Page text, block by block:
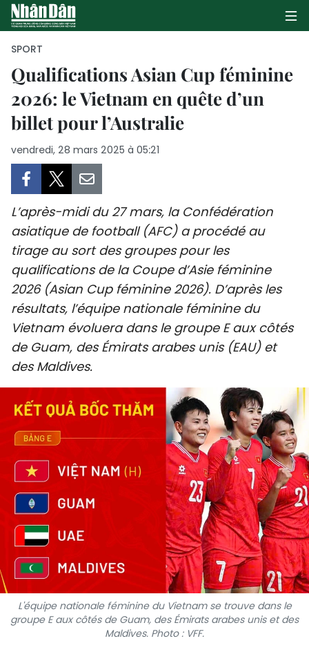
PAGE D'ACCUEIL
POLITIQUE
CULTURE
TOURISME
ENVIRONNEMENT
SPORT
PAYS NATAL
INTERNATIONAL
MÉGASTORIE
INFOGRAPHIE
VIDÉO
À PROPOS DU "PEUPLE"
TIẾNG VIỆT
SPORT
Qualifications Asian Cup féminine
2026: le Vietnam en quête d’un
billet pour l’Australie
vendredi, 28 mars 2025 à 05:21
L’après-midi du 27 mars, la Confédération
asiatique de football (AFC) a procédé au
tirage au sort des groupes pour les
qualifications de la Coupe d’Asie féminine
2026 (Asian Cup féminine 2026). D’après les
résultats, l’équipe nationale féminine du
Vietnam évoluera dans le groupe E aux côtés
de Guam, des Émirats arabes unis (EAU) et
des Maldives.
L'équipe nationale féminine du Vietnam se trouve dans le
groupe E aux côtés de Guam, des Émirats arabes unis et des
Maldives. Photo : VFF.